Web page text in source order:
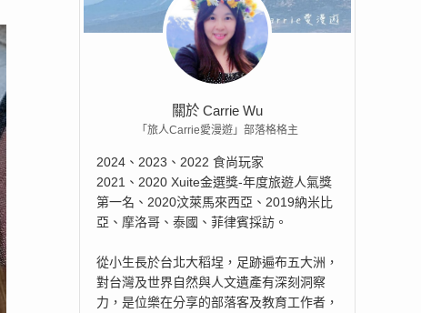
關於 Carrie Wu
「旅人Carrie愛漫遊」部落格格主
2024、2023、2022 食尚玩家
2021、2020 Xuite金選獎-年度旅遊人氣獎
第一名、2020汶萊馬來西亞、2019納米比
亞、摩洛哥、泰國、菲律賓採訪。
從小生長於台北大稻埕，足跡遍布五大洲，
對台灣及世界自然與人文遺產有深刻洞察
力，是位樂在分享的部落客及教育工作者，